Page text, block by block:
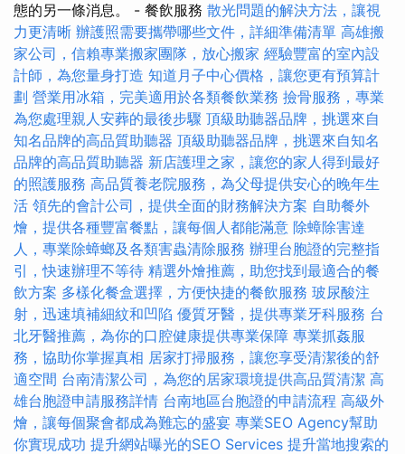
態的另一條消息。 - 餐飲服務 散光問題的解決方法，讓視
力更清晰 辦護照需要攜帶哪些文件，詳細準備清單 高雄搬
家公司，信賴專業搬家團隊，放心搬家 經驗豐富的室內設
計師，為您量身打造 知道月子中心價格，讓您更有預算計
劃 營業用冰箱，完美適用於各類餐飲業務 撿骨服務，專業
為您處理親人安葬的最後步驟 頂級助聽器品牌，挑選來自
知名品牌的高品質助聽器 頂級助聽器品牌，挑選來自知名
品牌的高品質助聽器 新店護理之家，讓您的家人得到最好
的照護服務 高品質養老院服務，為父母提供安心的晚年生
活 領先的會計公司，提供全面的財務解決方案 自助餐外
燴，提供各種豐富餐點，讓每個人都能滿意 除蟑除害達
人，專業除蟑螂及各類害蟲清除服務 辦理台胞證的完整指
引，快速辦理不等待 精選外燴推薦，助您找到最適合的餐
飲方案 多樣化餐盒選擇，方便快捷的餐飲服務 玻尿酸注
射，迅速填補細紋和凹陷 優質牙醫，提供專業牙科服務 台
北牙醫推薦，為你的口腔健康提供專業保障 專業抓姦服
務，協助你掌握真相 居家打掃服務，讓您享受清潔後的舒
適空間 台南清潔公司，為您的居家環境提供高品質清潔 高
雄台胞證申請服務詳情 台南地區台胞證的申請流程 高級外
燴，讓每個聚會都成為難忘的盛宴 專業SEO Agency幫助
你實現成功 提升網站曝光的SEO Services 提升當地搜索的